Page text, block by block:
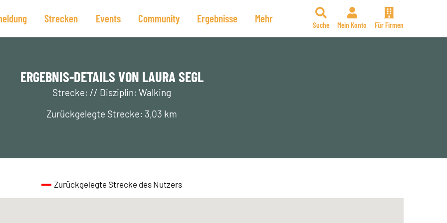
Strecken Events Community Ergebnisse Mehr
Suche Mein Konto Für Firmen
ERGEBNIS-DETAILS VON LAURA SEGL
Strecke: // Disziplin: Walking
Zurückgelegte Strecke: 3,03 km
Zurückgelegte Strecke des Nutzers